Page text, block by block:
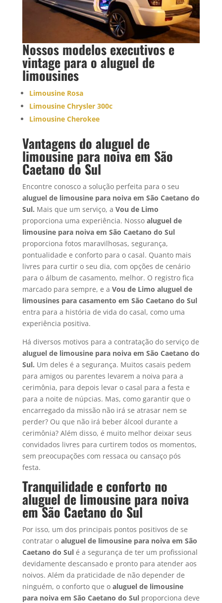
Nossos modelos executivos e
vintage para oaluguel de
limousines
Limousine Rosa
Limousine Chrysler 300c
Limousine Cherokee
Vantagens do aluguel de
limousine para noiva em São
Caetano do Sul
Encontre conosco a solução perfeita para o seu
aluguel de limousine para noiva em São Caetano do
Sul. Mais que um serviço, a Vou de Limo
proporciona uma experiência. Nosso aluguel de
limousine para noiva em São Caetano do Sul
proporciona fotos maravilhosas, segurança,
pontualidade e conforto para o casal. Quanto mais
livres para curtir o seu dia, com opções de cenário
para o álbum de casamento, melhor. O registro fica
marcado para sempre, e a Vou de Limo aluguel de
limousines para casamento em São Caetano do Sul
entra para a história de vida do casal, como uma
experiência positiva.
Há diversos motivos para a contratação do serviço de
aluguel de limousine para noiva em São Caetano do
Sul. Um deles é a segurança. Muitos casais pedem
para amigos ou parentes levarem a noiva para a
cerimônia, para depois levar o casal para a festa e
para a noite de núpcias. Mas, como garantir que o
encarregado da missão não irá se atrasar nem se
perder? Ou que não irá beber álcool durante a
cerimônia? Além disso, é muito melhor deixar seus
convidados livres para curtirem todos os momentos,
sem preocupações com ressaca ou cansaço pós
festa.
Tranquilidade e conforto no
aluguel de limousine para noiva
em São Caetano do Sul
Por isso, um dos principais pontos positivos de se
contratar o aluguel de limousine para noiva em São
Caetano do Sulé a segurança de ter um profissional
devidamente descansado e pronto para atender aos
noivos. Além da praticidade de não depender de
ninguém, o conforto que o aluguel de limousine
para noiva em São Caetano do Sul proporciona deve